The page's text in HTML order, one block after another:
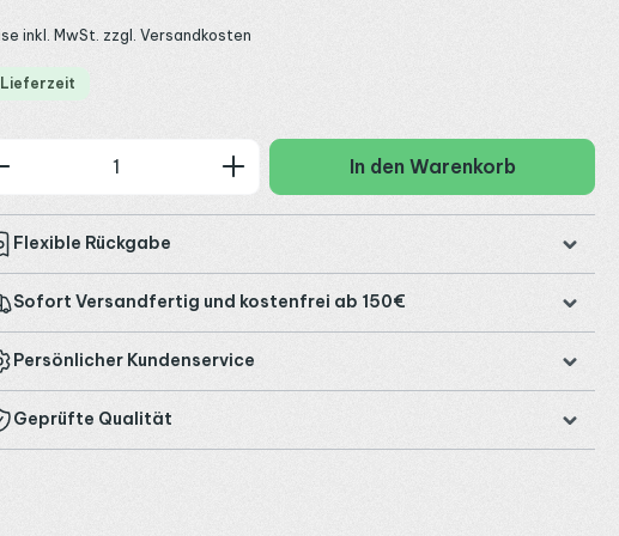
inkl. MwSt. zzgl. Versandkosten
Lieferzeit
Anzahl: Gib den gewünschten Wert
In den Warenkorb
Flexible Rückgabe
Sofort Versandfertig und kostenfrei ab 150€
Persönlicher Kundenservice
Geprüfte Qualität